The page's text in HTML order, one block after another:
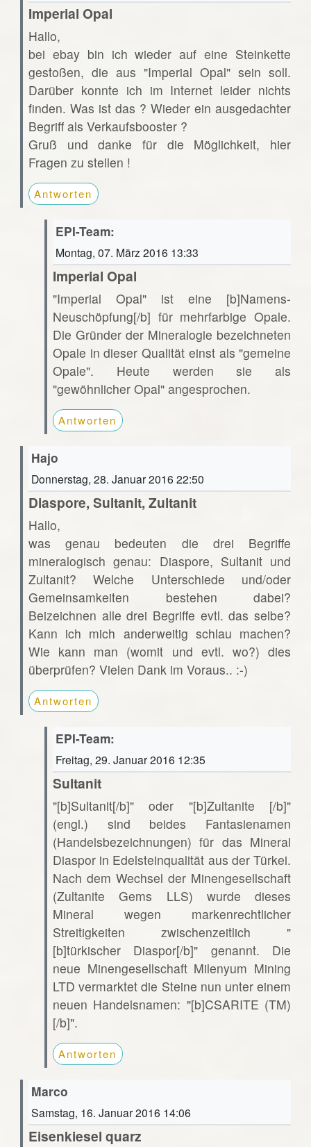
Imperial Opal
Hallo,
bei ebay bin ich wieder auf eine Steinkette
gestoßen, die aus "Imperial Opal" sein soll.
Darüber konnte ich im Internet leider nichts
finden. Was ist das ? Wieder ein ausgedachter
Begriff als Verkaufsbooster ?
Gruß und danke für die Möglichkeit, hier
Fragen zu stellen !
Antworten
EPI-Team:
Montag, 07. März 2016 13:33
Imperial Opal
"Imperial Opal" ist eine [b]Namens-
Neuschöpfung[/b] für mehrfarbige Opale.
Die Gründer der Mineralogie bezeichneten
Opale in dieser Qualität einst als "gemeine
Opale". Heute werden sie als
"gewöhnlicher Opal" angesprochen.
Antworten
Hajo
Donnerstag, 28. Januar 2016 22:50
Diaspore, Sultanit, Zultanit
Hallo,
was genau bedeuten die drei Begriffe
mineralogisch genau: Diaspore, Sultanit und
Zultanit? Welche Unterschiede und/oder
Gemeinsamkeiten bestehen dabei?
Beizeichnen alle drei Begriffe evtl. das selbe?
Kann ich mich anderweitig schlau machen?
Wie kann man (womit und evtl. wo?) dies
überprüfen? Vielen Dank im Voraus.. :-)
Antworten
EPI-Team:
Freitag, 29. Januar 2016 12:35
Sultanit
"[b]Sultanit[/b]" oder "[b]Zultanite [/b]"
(engl.) sind beides Fantasienamen
(Handelsbezeichnungen) für das Mineral
Diaspor in Edelsteinqualität aus der Türkei.
Nach dem Wechsel der Minengesellschaft
(Zultanite Gems LLS) wurde dieses
Mineral wegen markenrechtlicher
Streitigkeiten zwischenzeitlich "
[b]türkischer Diaspor[/b]" genannt. Die
neue Minengesellschaft Milenyum Mining
LTD vermarktet die Steine nun unter einem
neuen Handelsnamen: "[b]CSARITE (TM)
[/b]".
Antworten
Marco
Samstag, 16. Januar 2016 14:06
Eisenkiesel quarz